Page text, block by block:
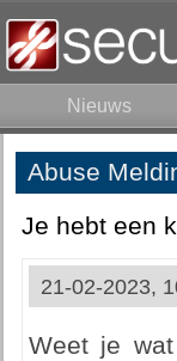
Nieuws
Abuse
Je hebt een
21-02-2023,
Weet je